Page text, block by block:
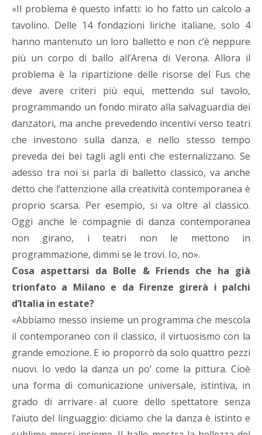
«Il problema è questo infatti: io ho fatto un calcolo a
tavolino. Delle 14 fondazioni liriche italiane, solo 4
hanno mantenuto un loro balletto e non c’è neppure
più un corpo di ballo all’Arena di Verona. Allora il
problema è la ripartizione delle risorse del Fus che
deve avere criteri più equi, mettendo sul tavolo,
programmando un fondo mirato alla salvaguardia dei
danzatori, ma anche prevedendo incentivi verso teatri
che investono sulla danza, e nello stesso tempo
preveda dei bei tagli agli enti che esternalizzano. Se
adesso tra noi si parla di balletto classico, va anche
detto che l’attenzione alla creatività contemporanea è
proprio scarsa. Per esempio, si va oltre al classico.
Oggi anche le compagnie di danza contemporanea
non girano, i teatri non le mettono in
programmazione, dimmi se le trovi. Io, no».
Cosa aspettarsi da Bolle & Friends che ha già
trionfato a Milano e da Firenze girerà i palchi
d’Italia in estate?
«Abbiamo messo insieme un programma che mescola
il contemporaneo con il classico, il virtuosismo con la
grande emozione. E io proporrò da solo quattro pezzi
nuovi. Io vedo la danza un po’ come la pittura. Cioè
una forma di comunicazione universale, istintiva, in
grado di arrivare al cuore dello spettatore senza
l’aiuto del linguaggio: diciamo che la danza è istinto e